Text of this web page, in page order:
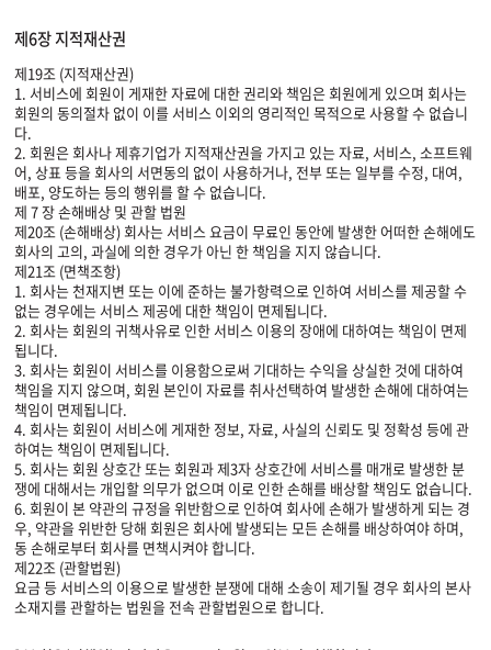
제6장 지적재산권
제19조 (지적재산권)
1. 서비스에 회원이 게재한 자료에 대한 권리와 책임은 회원에게 있으며 회사는
회원의 동의절차 없이 이를 서비스 이외의 영리적인 목적으로 사용할 수 없습니
다.
2. 회원은 회사나 제휴기업가 지적재산권을 가지고 있는 자료, 서비스, 소프트웨
어, 상표 등을 회사의 서면동의 없이 사용하거나, 전부 또는 일부를 수정, 대여,
배포, 양도하는 등의 행위를 할 수 없습니다.
제 7 장 손해배상 및 관할 법원
제20조 (손해배상) 회사는 서비스 요금이 무료인 동안에 발생한 어떠한 손해에도
회사의 고의, 과실에 의한 경우가 아닌 한 책임을 지지 않습니다.
제21조 (면책조항)
1. 회사는 천재지변 또는 이에 준하는 불가항력으로 인하여 서비스를 제공할 수
없는 경우에는 서비스 제공에 대한 책임이 면제됩니다.
2. 회사는 회원의 귀책사유로 인한 서비스 이용의 장애에 대하여는 책임이 면제
됩니다.
3. 회사는 회원이 서비스를 이용함으로써 기대하는 수익을 상실한 것에 대하여
책임을 지지 않으며, 회원 본인이 자료를 취사선택하여 발생한 손해에 대하여는
책임이 면제됩니다.
4. 회사는 회원이 서비스에 게재한 정보, 자료, 사실의 신뢰도 및 정확성 등에 관
하여는 책임이 면제됩니다.
5. 회사는 회원 상호간 또는 회원과 제3자 상호간에 서비스를 매개로 발생한 분
쟁에 대해서는 개입할 의무가 없으며 이로 인한 손해를 배상할 책임도 없습니다.
6. 회원이 본 약관의 규정을 위반함으로 인하여 회사에 손해가 발생하게 되는 경
우, 약관을 위반한 당해 회원은 회사에 발생되는 모든 손해를 배상하여야 하며,
동 손해로부터 회사를 면책시켜야 합니다.
제22조 (관할법원)
요금 등 서비스의 이용으로 발생한 분쟁에 대해 소송이 제기될 경우 회사의 본사
소재지를 관할하는 법원을 전속 관할법원으로 합니다.